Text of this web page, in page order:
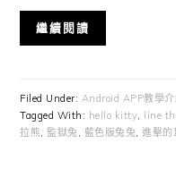
繼續閱讀
Filed Under: Android APP教學介
Tagged With: hello kitty, line
拉熊, 監獄兔, 藍色版兔兔,進擊的